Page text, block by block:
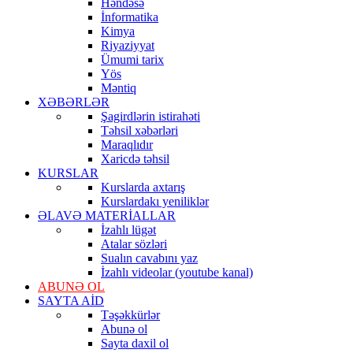
Həndəsə
İnformatika
Kimya
Riyaziyyat
Ümumi tarix
Yös
Məntiq
XƏBƏRLƏR
Şagirdlərin istirahəti
Təhsil xəbərləri
Maraqlıdır
Xaricdə təhsil
KURSLAR
Kurslarda axtarış
Kurslardakı yeniliklər
ƏLAVƏ MATERİALLAR
İzahlı lügət
Atalar sözləri
Sualın cavabını yaz
İzahlı videolar (youtube kanal)
ABUNƏ OL
SAYTA AİD
Təşəkkürlər
Abunə ol
Sayta daxil ol